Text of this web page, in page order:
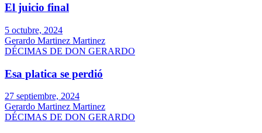
El juicio final
5 octubre, 2024
Gerardo Martinez Martinez
DÉCIMAS DE DON GERARDO
Esa platica se perdió
27 septiembre, 2024
Gerardo Martinez Martinez
DÉCIMAS DE DON GERARDO